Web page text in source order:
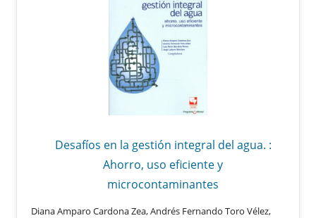
Desafíos en la gestión integral del agua. :
Ahorro, uso eficiente y
microcontaminantes
Diana Amparo Cardona Zea, Andrés Fernando Toro Vélez,